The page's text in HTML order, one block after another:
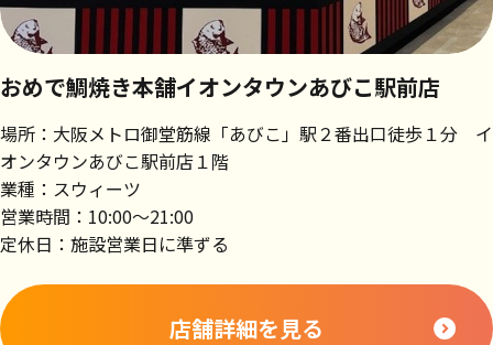
おめで鯛焼き本舗イオンタウンあびこ駅前店
場所：大阪メトロ御堂筋線「あびこ」駅２番出口徒歩１分 イ
オンタウンあびこ駅前店１階
業種：スウィーツ
営業時間：10:00～21:00
定休日：施設営業日に準ずる
店舗詳細を見る